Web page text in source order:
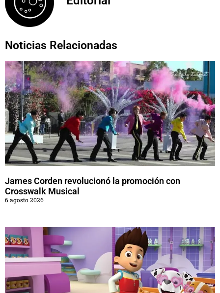
Noticias Relacionadas
James Corden revolucionó la promoción con
Crosswalk Musical
6 agosto 2026